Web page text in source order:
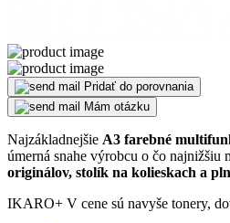
Pridať do porovnania
Mám otázku
Najzákladnejšie A3 farebné
úmerná snahe výrobcu o čo najnižšiu
originálov, stolík na kolieskach a
IKARO+ V cene sú navyše tonery,